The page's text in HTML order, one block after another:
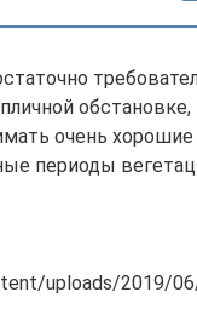
очень
периоды
uploads/2019/